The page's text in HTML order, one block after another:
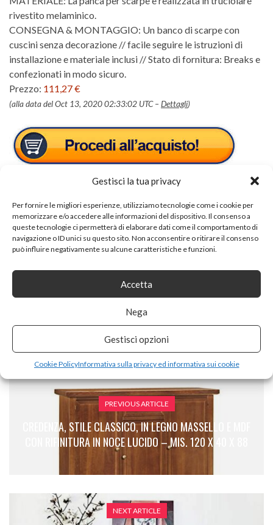
Gestisci la tua privacy
Per fornire le migliori esperienze, utilizziamo tecnologie come i cookie per
memorizzare e/o accedere alle informazioni del dispositivo. Il consenso a
queste tecnologie ci permetterà di elaborare dati come il comportamento di
navigazione o ID unici su questo sito. Non acconsentire o ritirare il consenso
può influire negativamente su alcune caratteristiche e funzioni.
Accetta
Nega
Gestisci opzioni
Cookie PolicyInformativa sulla privacy ed informativa sui cookie
rivestito melaminico.
CONSEGNA & MONTAGGIO: Un banco di scarpe con
cuscini senza decorazione // facile seguire le istruzioni di
installazione e materiale inclusi // Stato di fornitura: Breaks e
confezionati in modo sicuro.
Prezzo: 111,27 €
(alla data del Oct 13, 2020 02:33:02 UTC – Dettagli)
Tags: cassettiera
SHARE ON
PREVIOUS ARTICLE
CREDENZA, STILE CLASSICO, IN LEGNO MASSELLO E MDF
CON RIFINITURA IN NOCE LUCIDO – MIS. 120 X 40 X 88
NEXT ARTICLE